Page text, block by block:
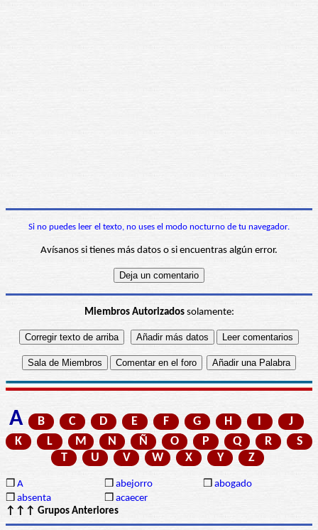
Si no puedes leer el texto, no uses el modo nocturno de tu navegador.
Avísanos si tienes más datos o si encuentras algún error.
Miembros Autorizadossolamente:
A B C D E F G H I
J
K
L M N Ñ O P Q R
S
T
U V W X Y Z
❒ A ❒ abejorro ❒ abogado
❒ absenta ❒ acaecer
↑↑↑ Grupos Anteriores